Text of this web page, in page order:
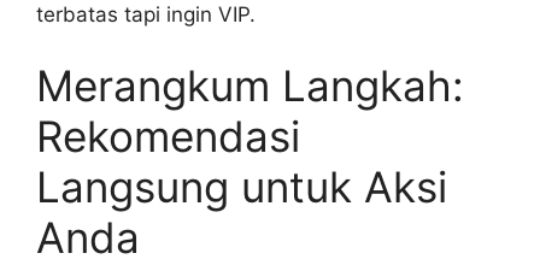
terbatas tapi ingin VIP.
Merangkum Langkah:
Rekomendasi
Langsung untuk Aksi
Anda